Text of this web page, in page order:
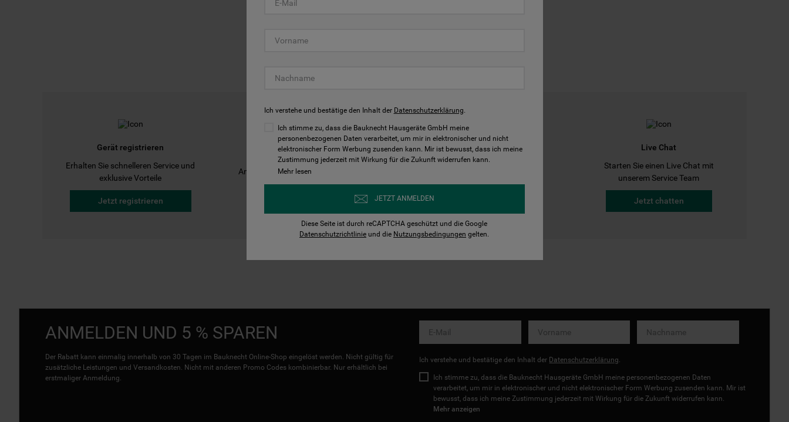
Gerät registrieren
Erhalten Sie schnelleren Service und
exklusive Vorteile
Jetzt registrieren
Bedienungsanleitungen
Anleitungen finden und herunterladen
Kontakt
Live Chat
Starten Sie einen Live Chat mit
unserem Service Team
Jetzt chatten
ANMELDEN UND 5 % SPAREN
Der Rabatt kann einmalig innerhalb von 30 Tagen im Bauknecht Online-Shop eingelöst werden. Nicht gültig für
zusätzliche Leistungen und Versandkosten. Nicht mit anderen Promo Codes kombinierbar. Nur erhältlich bei
erstmaliger Anmeldung.
Ich verstehe und bestätige den Inhalt der Datenschutzerklärung
Ich stimme zu, dass die Bauknecht Hausgeräte GmbH meine personenbezogenen Daten
verarbeitet, um mir in elektronischer und nicht elektronischer Form Werbung zusenden kann. Mir ist
bewusst, dass ich meine Zustimmung jederzeit mit Wirkung für die Zukunft widerrufen kann.
Mehr anzeigen
Ich verstehe und bestätige den Inhalt der Datenschutzerklärung.
Ich stimme zu, dass die Bauknecht Hausgeräte GmbH meine
personenbezogenen Daten verarbeitet, um mir in elektronischer und nicht
elektronischer Form Werbung zusenden kann. Mir ist bewusst, dass ich meine
Zustimmung jederzeit mit Wirkung für die Zukunft widerrufen kann.
Mehr lesen
JETZT ANMELDEN
Diese Seite ist durch reCAPTCHA geschützt und die Google
Datenschutzrichtlinie und die Nutzungsbedingungen gelten.